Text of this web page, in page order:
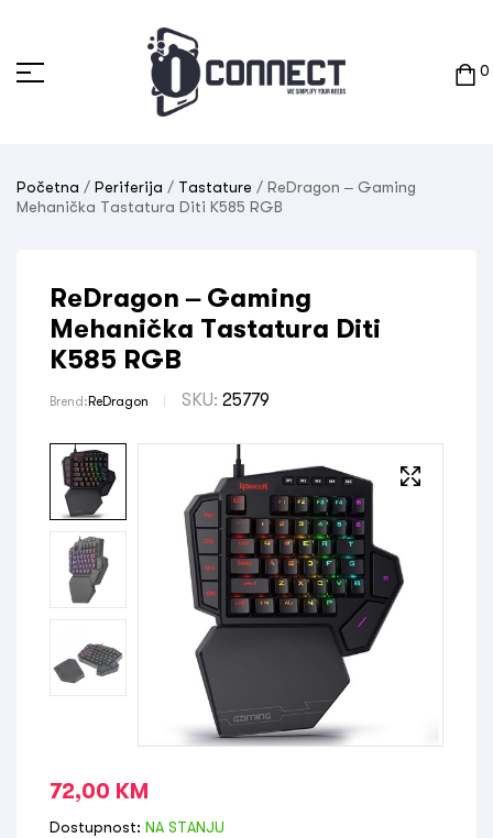
0
Početna / Periferija / Tastature / ReDragon – Gaming
Mehanička Tastatura Diti K585 RGB
ReDragon – Gaming
Mehanička Tastatura Diti
K585 RGB
Brend: ReDragon SKU: 25779
72,00 KM
Dostupnost: NA STANJU